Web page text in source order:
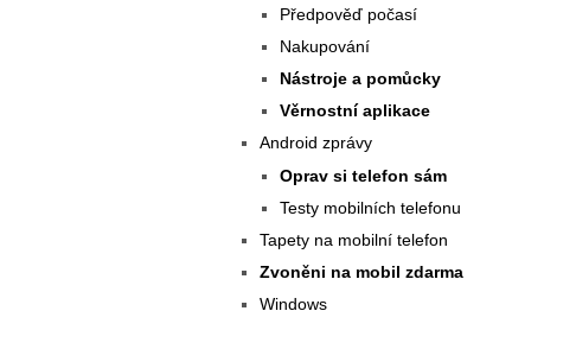
Předpověď počasí
Nakupování
Nástroje a pomůcky
Věrnostní aplikace
Android zprávy
Oprav si telefon sám
Testy mobilních telefonu
Tapety na mobilní telefon
Zvoněni na mobil zdarma
Windows